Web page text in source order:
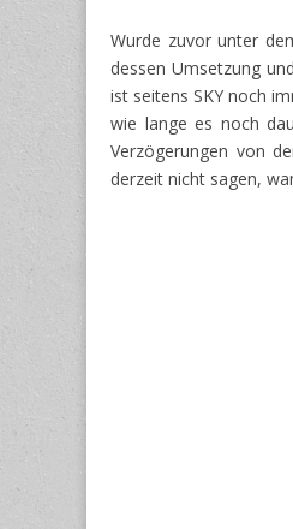
Wurde zuvor unter
dessen Umsetzung
ist seitens SKY noch
wie lange es noch
Verzögerungen von
derzeit nicht sagen,